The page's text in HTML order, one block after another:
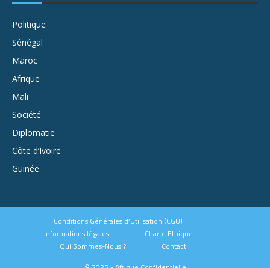
Politique
Sénégal
Maroc
Afrique
Mali
Société
Diplomatie
Côte d’Ivoire
Guinée
Conditions Générales d’Utilisation (CGU)
Informations légales
Charte Ethique
Qui Sommes-Nous ?
Contact